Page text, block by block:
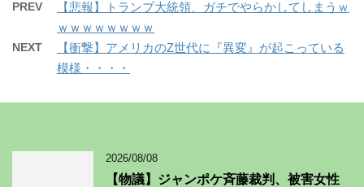
PREV
【悲報】トランプ大統領、ガチでやらかしてしまうｗ
ｗｗｗｗｗｗｗｗ
NEXT
【衝撃】アメリカのZ世代に『異変』が起こっている
模様・・・・
2026/08/08
【物議】ジャンポケ斉藤裁判、被害女性